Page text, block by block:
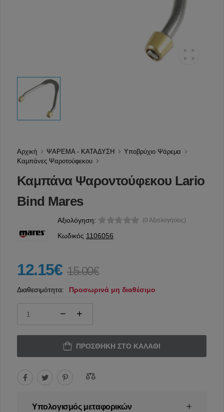
Αρχική ΨΑΡΕΜΑ - ΚΑΤΑΔΥΣΗ
Υποβρύχιο Ψάρεμα
Καμπάνες Ψαροτούφεκου
Καμπάνα Ψαροντούφεκου Lario
Bind Mares
Αξιολόγηση: (0 Αξιολογήσεις)
Κωδικός 1106056
12.15€ 15.00€
Διαθεσιμότητα: Προσωρινά μη διαθέσιμο
ΠΡΟΣΘΉΚΗ ΣΤΟ ΚΑΛΆΘΙ
Υπολογισμός μεταφορικών